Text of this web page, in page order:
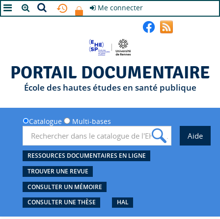
Me connecter
PORTAIL DOCUMENTAIRE
École des hautes études en santé publique
Catalogue Multi-bases
RESSOURCES DOCUMENTAIRES EN LIGNE
TROUVER UNE REVUE
CONSULTER UN MÉMOIRE
CONSULTER UNE THÈSE
HAL